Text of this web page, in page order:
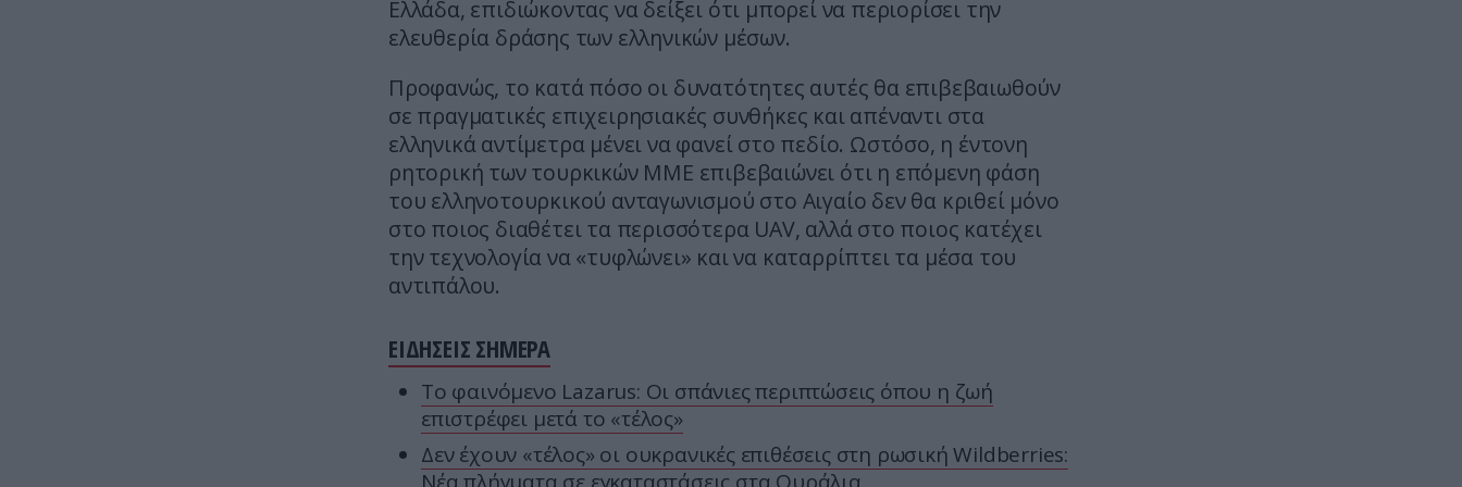
Ελλάδα, επιδιώκοντας να δείξει ότι μπορεί να περιορίσει την
ελευθερία δράσης των ελληνικών μέσων.
Προφανώς, το κατά πόσο οι δυνατότητες αυτές θα επιβεβαιωθούν
σε πραγματικές επιχειρησιακές συνθήκες και απέναντι στα
ελληνικά αντίμετρα μένει να φανεί στο πεδίο. Ωστόσο, η έντονη
ρητορική των τουρκικών ΜΜΕ επιβεβαιώνει ότι η επόμενη φάση
του ελληνοτουρκικού ανταγωνισμού στο Αιγαίο δεν θα κριθεί μόνο
στο ποιος διαθέτει τα περισσότερα UAV, αλλά στο ποιος κατέχει
την τεχνολογία να «τυφλώνει» και να καταρρίπτει τα μέσα του
αντιπάλου.
ΕΙΔΗΣΕΙΣ ΣΗΜΕΡΑ
Το φαινόμενο Lazarus: Οι σπάνιες περιπτώσεις όπου η ζωή
επιστρέφει μετά το «τέλος»
Δεν έχουν «τέλος» οι ουκρανικές επιθέσεις στη ρωσική Wildberries: